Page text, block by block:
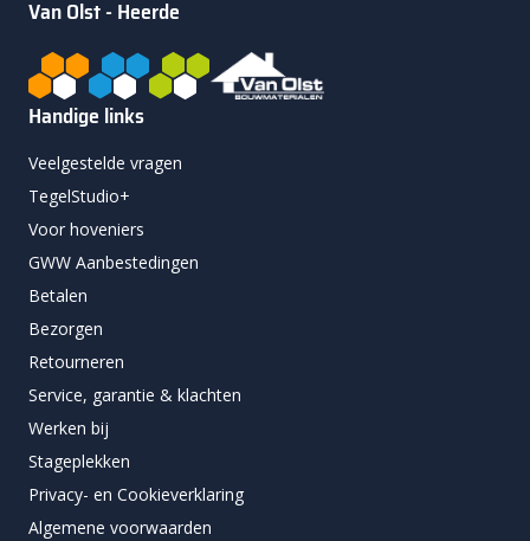
Van Olst - Heerde
Handige links
Veelgestelde vragen
TegelStudio+
Voor hoveniers
GWW Aanbestedingen
Betalen
Bezorgen
Retourneren
Service, garantie & klachten
Werken bij
Stageplekken
Privacy- en Cookieverklaring
Algemene voorwaarden